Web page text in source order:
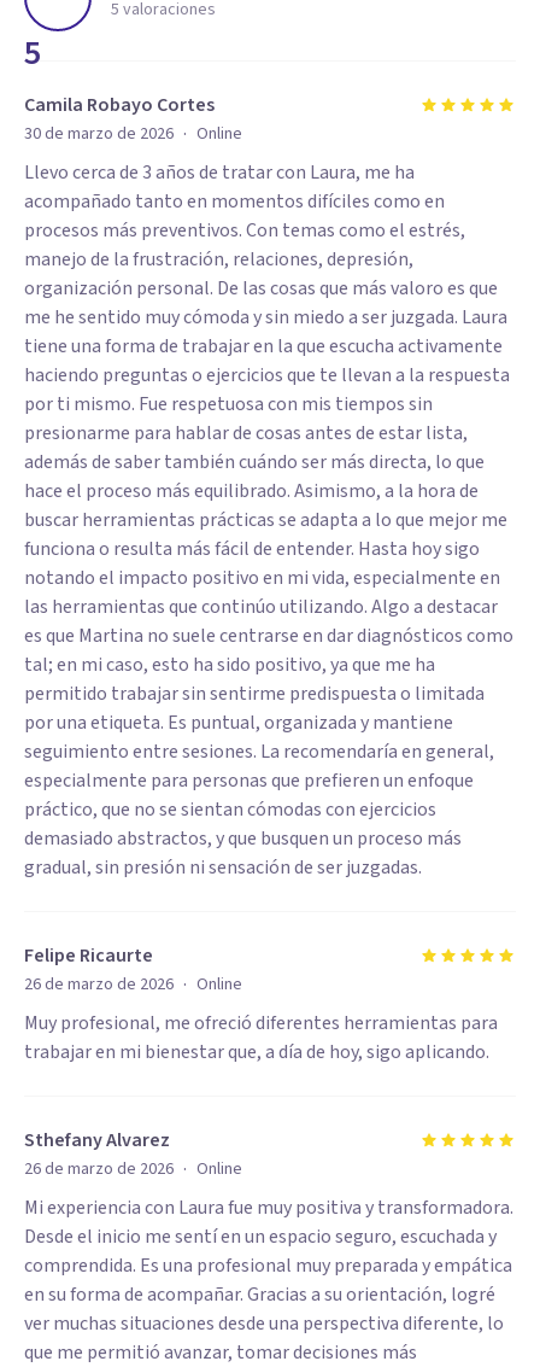
5
5 valoraciones
Camila Robayo Cortes
30 de marzo de 2026 · Online
Llevo cerca de 3 años de tratar con Laura, me ha
acompañado tanto en momentos difíciles como en
procesos más preventivos. Con temas como el estrés,
manejo de la frustración, relaciones, depresión,
organización personal. De las cosas que más valoro es que
me he sentido muy cómoda y sin miedo a ser juzgada. Laura
tiene una forma de trabajar en la que escucha activamente
haciendo preguntas o ejercicios que te llevan a la respuesta
por ti mismo. Fue respetuosa con mis tiempos sin
presionarme para hablar de cosas antes de estar lista,
además de saber también cuándo ser más directa, lo que
hace el proceso más equilibrado. Asimismo, a la hora de
buscar herramientas prácticas se adapta a lo que mejor me
funciona o resulta más fácil de entender. Hasta hoy sigo
notando el impacto positivo en mi vida, especialmente en
las herramientas que continúo utilizando. Algo a destacar
es que Martina no suele centrarse en dar diagnósticos como
tal; en mi caso, esto ha sido positivo, ya que me ha
permitido trabajar sin sentirme predispuesta o limitada
por una etiqueta. Es puntual, organizada y mantiene
seguimiento entre sesiones. La recomendaría en general,
especialmente para personas que prefieren un enfoque
práctico, que no se sientan cómodas con ejercicios
demasiado abstractos, y que busquen un proceso más
gradual, sin presión ni sensación de ser juzgadas.
Felipe Ricaurte
26 de marzo de 2026 · Online
Muy profesional, me ofreció diferentes herramientas para
trabajar en mi bienestar que, a día de hoy, sigo aplicando.
Sthefany Alvarez
26 de marzo de 2026 · Online
Mi experiencia con Laura fue muy positiva y transformadora.
Desde el inicio me sentí en un espacio seguro, escuchada y
comprendida. Es una profesional muy preparada y empática
en su forma de acompañar. Gracias a su orientación, logré
ver muchas situaciones desde una perspectiva diferente, lo
que me permitió avanzar, tomar decisiones más